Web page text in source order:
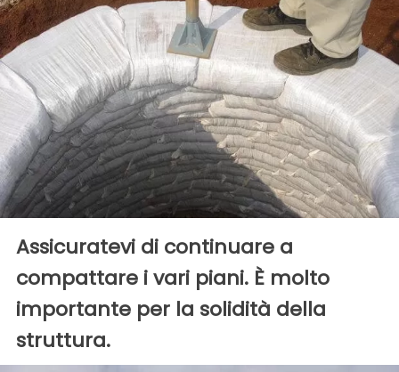
Assicuratevi di continuare a
compattare i vari piani. È molto
importante per la solidità della
struttura.